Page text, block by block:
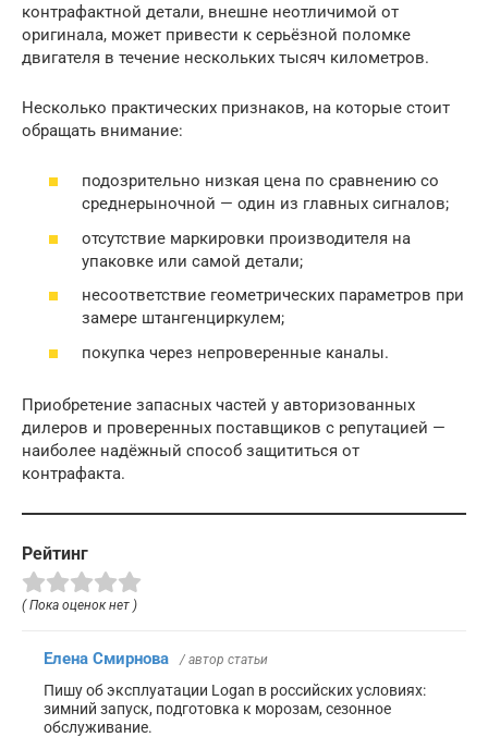
контрафактной детали, внешне неотличимой от
оригинала, может привести к серьёзной поломке
двигателя в течение нескольких тысяч километров.
Несколько практических признаков, на которые стоит
обращать внимание:
подозрительно низкая цена по сравнению со
среднерыночной — один из главных сигналов;
отсутствие маркировки производителя на
упаковке или самой детали;
несоответствие геометрических параметров при
замере штангенциркулем;
покупка через непроверенные каналы.
Приобретение запасных частей у авторизованных
дилеров и проверенных поставщиков с репутацией —
наиболее надёжный способ защититься от
контрафакта.
Рейтинг
( Пока оценок нет )
Елена Смирнова / автор статьи
Пишу об эксплуатации Logan в российских условиях:
зимний запуск, подготовка к морозам, сезонное
обслуживание.